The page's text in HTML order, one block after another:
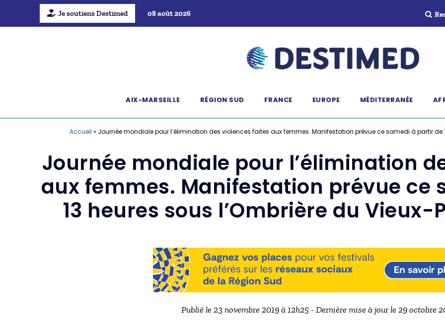
Je soutiens Destimed 08 août 2026
AIX-MARSEILLE RÉGION SUD FRANCE EUROPE MÉDITERRANÉE
Accueil » Journée mondiale pour l’élimination des violences faites aux femmes. Manifestation prévue ce samedi à partir de
Journée mondiale pour l’élimination
aux femmes. Manifestation prévue ce
13 heures sous l’Ombrière du
Publié le 23 novembre 2019 à 12h25 - Dernière mise à jour le 29 octobre